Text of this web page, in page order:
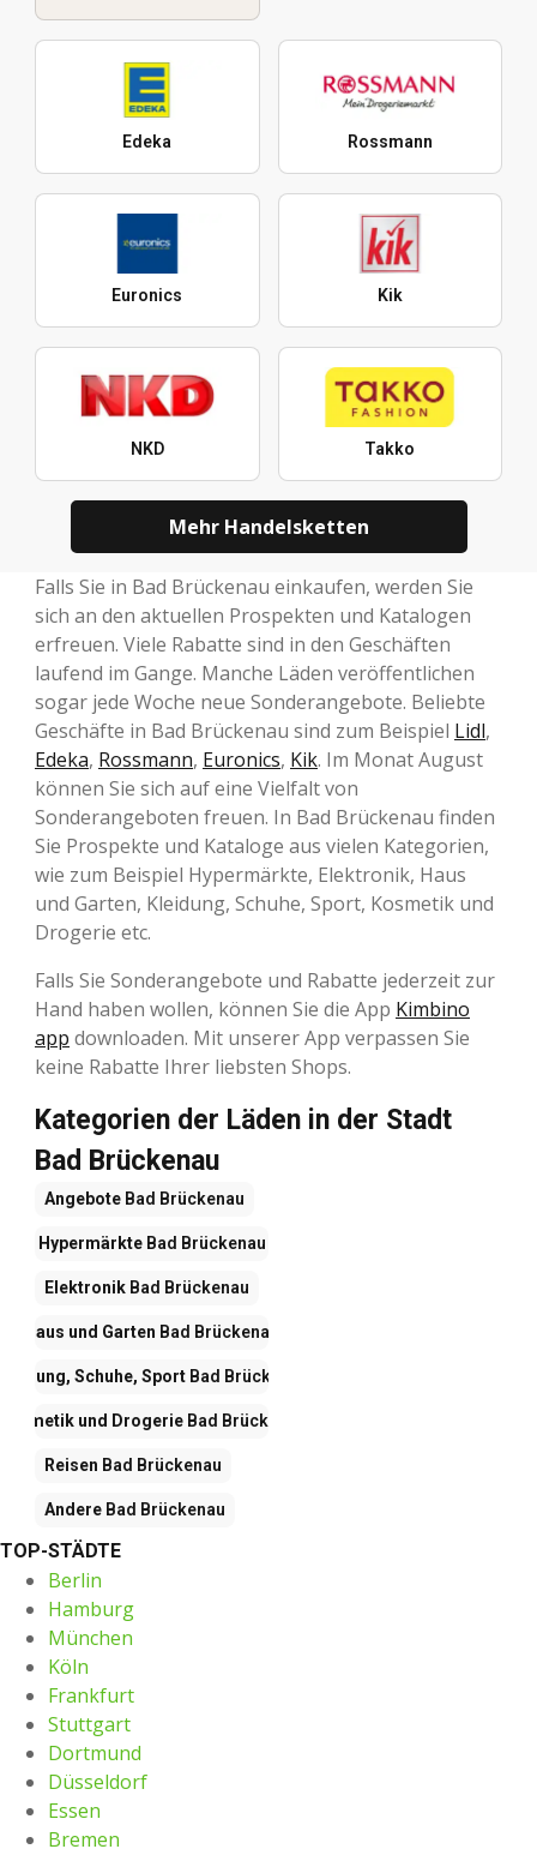
Edeka Rossmann
Euronics Kik
NKD Takko
Mehr Handelsketten
Falls Sie in Bad Brückenau einkaufen, werden Sie
sich an den aktuellen Prospekten und Katalogen
erfreuen. Viele Rabatte sind in den Geschäften
laufend im Gange. Manche Läden veröffentlichen
sogar jede Woche neue Sonderangebote. Beliebte
Geschäfte in Bad Brückenau sind zum Beispiel Lidl,
Edeka, Rossmann, Euronics, Kik. Im Monat August
können Sie sich auf eine Vielfalt von
Sonderangeboten freuen. In Bad Brückenau finden
Sie Prospekte und Kataloge aus vielen Kategorien,
wie zum Beispiel Hypermärkte, Elektronik, Haus
und Garten, Kleidung, Schuhe, Sport, Kosmetik und
Drogerie etc.
Falls Sie Sonderangebote und Rabatte jederzeit zur
Hand haben wollen, können Sie die App Kimbino
app downloaden. Mit unserer App verpassen Sie
keine Rabatte Ihrer liebsten Shops.
Kategorien der Läden in der Stadt
Bad Brückenau
Angebote Bad Brückenau
HypermärkteBad Brückenau
Elektronik Bad Brückenau
Haus und Garten Bad Brückenau
Schuhe, SportBad Brückenau
und DrogerieBad Brückenau
Reisen Bad Brückenau
Andere Bad Brückenau
TOP-STÄDTE
Berlin
Hamburg
München
Köln
Frankfurt
Stuttgart
Dortmund
Düsseldorf
Essen
Bremen